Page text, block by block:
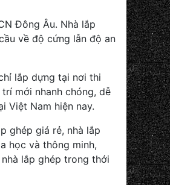
Đông Âu. Nhà lắp
về độ cứng lẫn độ an
lắp dựng tại nơi thi
mới nhanh chóng, dễ
Việt Nam hiện nay.
ghép giá rẻ, nhà lắp
học và thông minh,
lắp ghép trong thới